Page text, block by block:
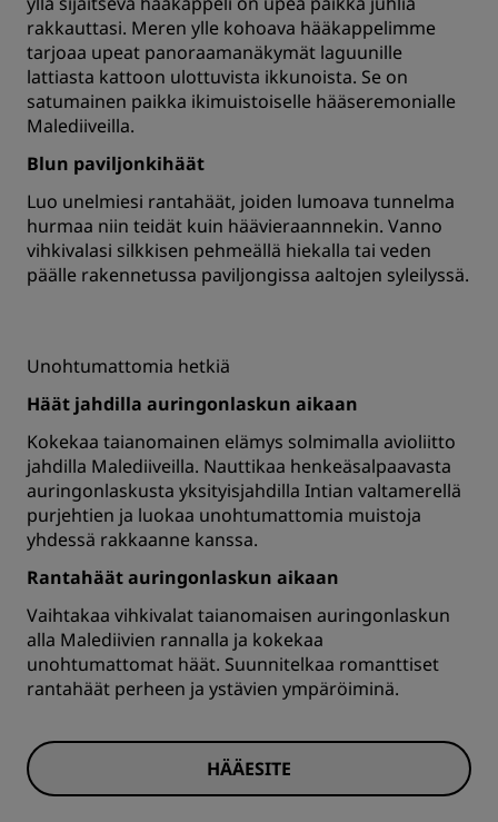
rakkauttasi. Meren ylle kohoava hääkappelimme
tarjoaa upeat panoraamanäkymät laguunille
lattiasta kattoon ulottuvista ikkunoista. Se on
satumainen paikka ikimuistoiselle hääseremonialle
Malediiveilla.
Blun paviljonkihäät
Luo unelmiesi rantahäät, joiden lumoava tunnelma
hurmaa niin teidät kuin häävieraannnekin. Vanno
vihkivalasi silkkisen pehmeällä hiekalla tai veden
päälle rakennetussa paviljongissa aaltojen syleilyssä.
Unohtumattomia hetkiä
Häät jahdilla auringonlaskun aikaan
Kokekaa taianomainen elämys solmimalla avioliitto
jahdilla Malediiveilla. Nauttikaa henkeäsalpaavasta
auringonlaskusta yksityisjahdilla Intian valtamerellä
purjehtien ja luokaa unohtumattomia muistoja
yhdessä rakkaanne kanssa.
Rantahäät auringonlaskun aikaan
Vaihtakaa vihkivalat taianomaisen auringonlaskun
alla Malediivien rannalla ja kokekaa
unohtumattomat häät. Suunnitelkaa romanttiset
rantahäät perheen ja ystävien ympäröiminä.
HÄÄESITE